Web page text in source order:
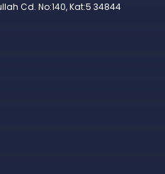
Cd. No:140, Kat:5 34844